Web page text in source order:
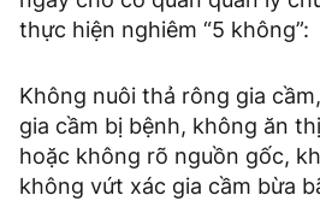
thực hiện nghiêm “5 không”:
Không nuôi thả rông gia
gia cầm bị bệnh, không ăn
hoặc không rõ nguồn gốc,
không vứt xác gia cầm bừa